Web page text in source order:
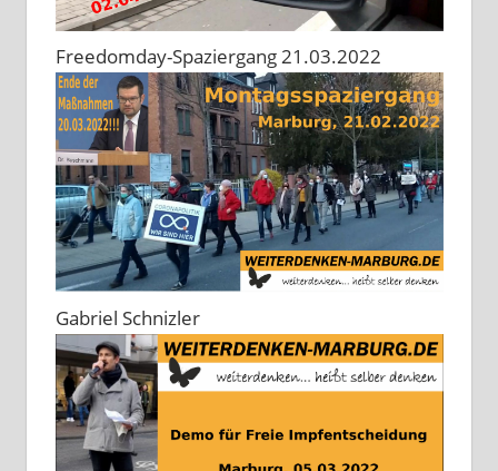
Freedomday-Spaziergang 21.03.2022
Gabriel Schnizler